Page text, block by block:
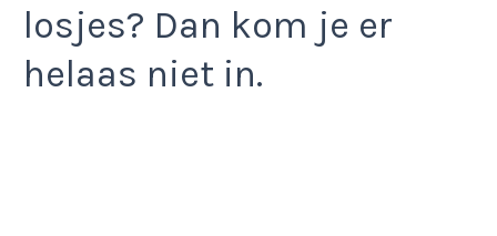
losjes? Dan kom je er
helaas niet in.